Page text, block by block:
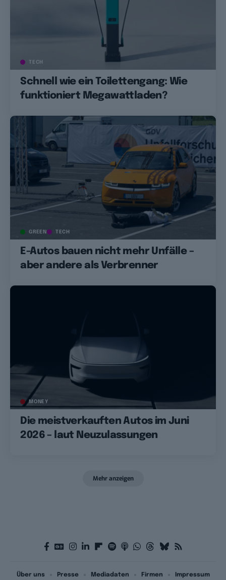
TECH
Schnell wie ein Toilettengang: Wie
funktioniert Megawattladen?
GREEN TECH
E-Autos bauen nicht mehr Unfälle –
aber andere als Verbrenner
MONEY
Die meistverkauften Autos im Juni
2026 – laut Neuzulassungen
Mehr anzeigen
Über uns Presse Mediadaten Firmen Impressum